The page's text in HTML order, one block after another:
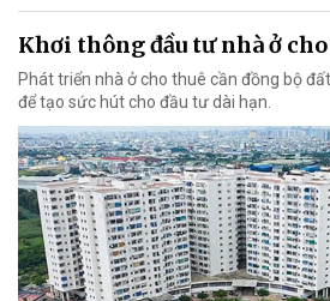
Khơi thông đầu tư nhà ở
Phát triển nhà ở cho thuê cần đồng bộ
để tạo sức hút cho đầu tư dài hạn.